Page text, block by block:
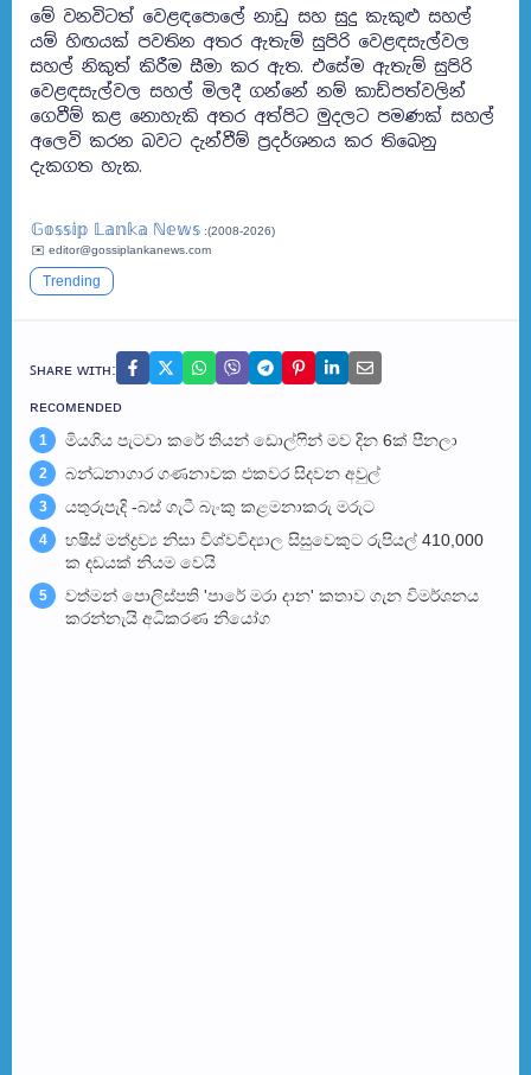
මේ වනවිටත් වෙළඳපොලේ නාඩු සහ සුදු කැකුළු සහල්
යම් හිඟයක් පවතින අතර ඇතැම් සුපිරි වෙළඳසැල්වල
සහල් නිකුත් කිරීම සීමා කර ඇත. එසේම ඇතැම් සුපිරි
වෙළඳසැල්වල සහල් මිලදී ගන්නේ නම් කාඩ්පත්වලින්
ගෙවීම් කළ නොහැකි අතර අත්පිට මුදලට පමණක් සහල්
අලෙවි කරන බවට දැන්වීම් ප්‍රදර්ශනය කර තිබෙනු
දැකගත හැක.
𝔾𝕠𝕤𝕤𝕚𝕡 𝕃𝕒𝕟𝕜𝕒 ℕ𝕖𝕨𝕤 :(2008-2026)
✉️ editor@gossiplankanews.com
Trending
ꜱʜᴀʀᴇ ᴡɪᴛʜ:
ʀᴇᴄᴏᴍᴇɴᴅᴇᴅ
1 මියගිය පැටවා කරේ තියන් ඩොල්ෆින් මව දින 6ක් පීනලා
2 බන්ධනාගාර ගණනාවක එකවර සිදවන අවුල්
3 යතුරුපැදි -බස් ගැටී බැංකු කළමනාකරු මරුට
4
හෂීස් මත්ද්‍රව්‍ය නිසා විශ්වවිද්‍යාල සිසුවෙකුට රුපියල් 410,000
ක දඩයක් නියම වෙයි
5
වත්මන් පොලිස්පති 'පාරේ මරා දාන' කතාව ගැන විමර්ශනය
කරන්නැයි අධිකරණ නියෝග